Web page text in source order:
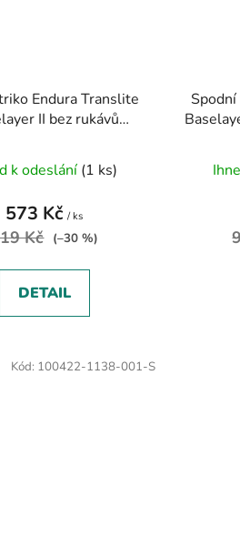
Endura Translite
II bez rukávů
k odeslání (1 ks)
573 Kč/ ks
Kč (–30 %)
DETAIL
Kód: 100422-1138-001-S